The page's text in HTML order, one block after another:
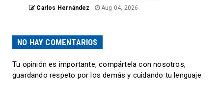
Carlos Hernández Aug 04, 2026
NO HAY COMENTARIOS
Tu opinión es importante, compártela con nosotros,
guardando respeto por los demás y cuidando tu lenguaje